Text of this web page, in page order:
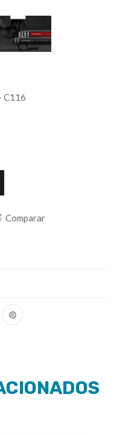
C116
Comparar